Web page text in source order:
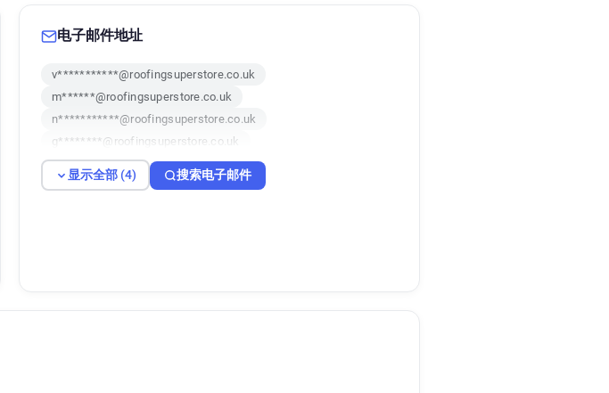
电子邮件地址
v***********@roofingsuperstore.co.uk
m******@roofingsuperstore.co.uk
n***********@roofingsuperstore.co.uk
g********@roofingsuperstore.co.uk
显示全部 (4) 搜索电子邮件